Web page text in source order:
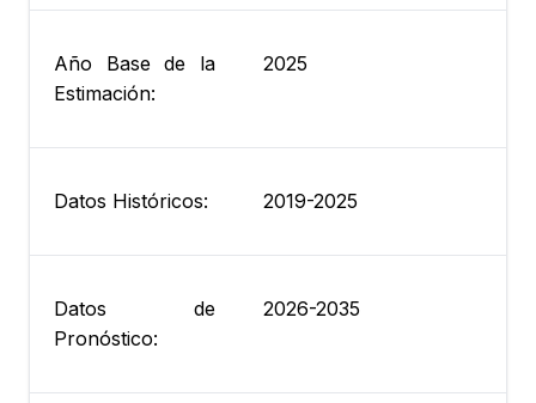
Año Base de la
Estimación:
2025
Datos Históricos: 2019-2025
Datos de
Pronóstico:
2026-2035